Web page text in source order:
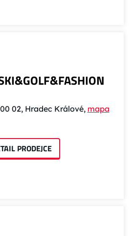
02, Hradec Králové, mapa
PRODEJCE